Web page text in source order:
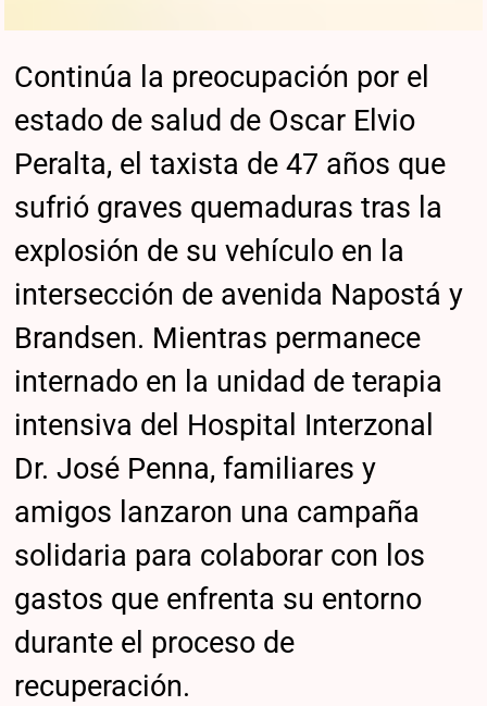
Continúa la preocupación por el
estado de salud de Oscar Elvio
Peralta, el taxista de 47 años que
sufrió graves quemaduras tras la
explosión de su vehículo en la
intersección de avenida Napostá y
Brandsen. Mientras permanece
internado en la unidad de terapia
intensiva del Hospital Interzonal
Dr. José Penna, familiares y
amigos lanzaron una campaña
solidaria para colaborar con los
gastos que enfrenta su entorno
durante el proceso de
recuperación.